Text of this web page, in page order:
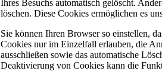
Ihres Besuchs automatisch gelöscht.
löschen. Diese Cookies ermöglichen es
Sie können Ihren Browser so einstellen,
Cookies nur im Einzelfall erlauben, die
ausschließen sowie das automatische
Deaktivierung von Cookies kann die